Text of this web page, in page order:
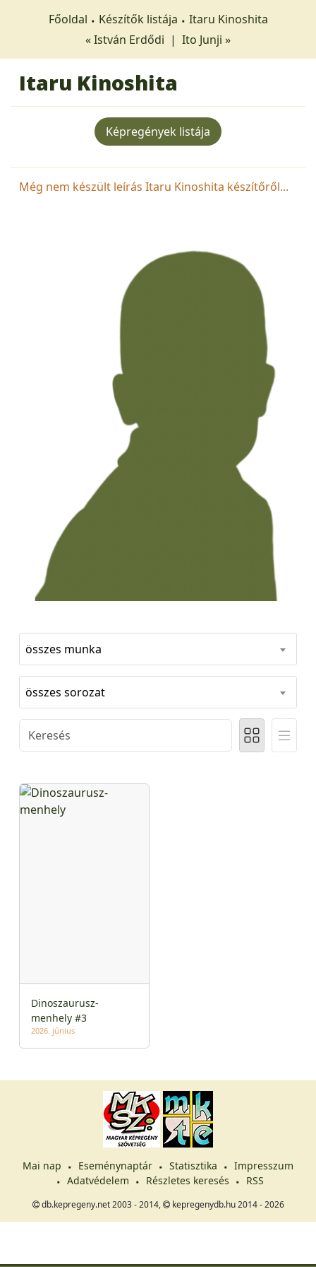
Főoldal Készítők listája
Itaru Kinoshita
« István Erdődi | Ito Junji »
Itaru Kinoshita
Képregények listája
Még nem készült leírás Itaru Kinoshita készítőről...
összes munka
összes sorozat
Dinoszaurusz-
menhely #3
2026. június
Mai nap Eseménynaptár Statisztika
Impresszum
Adatvédelem
Részletes keresés RSS
db.kepregeny.net 2003 - 2014, kepregenydb.hu 2014 - 2026